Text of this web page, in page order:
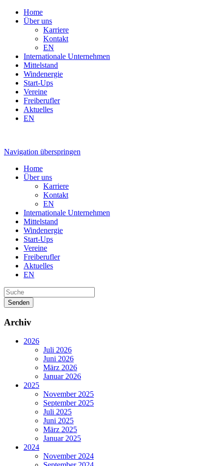
Home
Über uns
Karriere
Kontakt
EN
Internationale Unternehmen
Mittelstand
Windenergie
Start-Ups
Vereine
Freiberufler
Aktuelles
EN
Navigation überspringen
Home
Über uns
Karriere
Kontakt
EN
Internationale Unternehmen
Mittelstand
Windenergie
Start-Ups
Vereine
Freiberufler
Aktuelles
EN
Senden
Archiv
2026
Juli 2026
Juni 2026
März 2026
Januar 2026
2025
November 2025
September 2025
Juli 2025
Juni 2025
März 2025
Januar 2025
2024
November 2024